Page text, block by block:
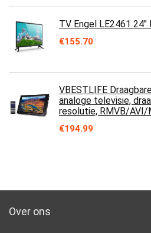
TV Engel LE2461
€155.70
VBESTLIFE
analoge televisie,
resolutie, RMVB/AVI/
€194.99
Over ons